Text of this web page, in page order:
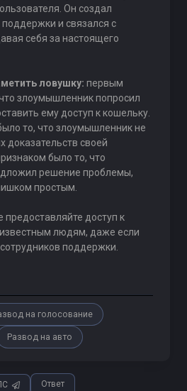
Он создал
и связался с
себя за настоящего
ловушку: первым
злоумышленник попросил
ему доступ к кошельку.
то, что злоумышленник не
доказательств своей
было то, что
решение проблемы,
простым.
предоставляйте доступ к
людям, даже если
поддержки.
на голосование
Развод на авто
Ответ